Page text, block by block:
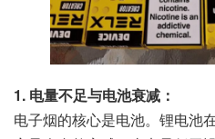
1. 电量不足与电池衰减：
电子烟的核心是电池。锂电池